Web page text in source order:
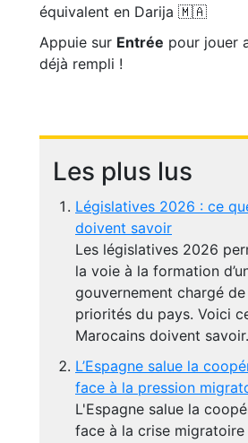
équivalent en Darija 🇲🇦
Appuie sur Entrée pour jouer
déjà rempli !
Les plus lus
Législatives 2026 : ce
doivent savoir
Les législatives 2026
la voie à la formation
gouvernement chargé
priorités du pays. Voici
Marocains doivent savoir.
L’Espagne salue la
face à la pression
L'Espagne salue la
face à la crise migratoire